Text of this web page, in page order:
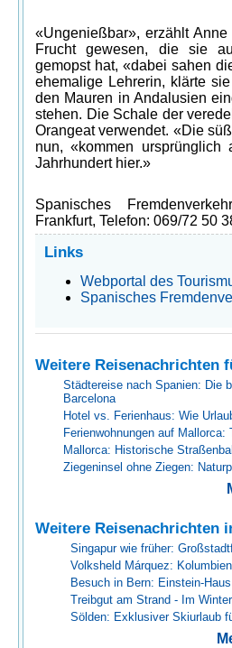
«Ungenießbar», erzählt
Frucht gewesen, die sie
gemopst hat, «dabei sahen
ehemalige Lehrerin, klärte
den Mauren in Andalusien
stehen. Die Schale der
Orangeat verwendet. «Die
nun, «kommen
Jahrhundert hier.»
Spanisches
Frankfurt, Telefon: 069/72 50
Links
Webportal des
Spanisches
Weitere Reisenachrichten
Städtereise nach Spanien: Die
Barcelona
Hotel vs. Ferienhaus: Wie
Ferienwohnungen auf
Mallorca: Historische
Ziegeninsel ohne Ziegen:
Weitere Reisenachrichten
Singapur wie früher:
Volksheld Márquez:
Besuch in Bern: Einstein-
Treibgut am Strand - Im
Sölden: Exklusiver Skiurlaub